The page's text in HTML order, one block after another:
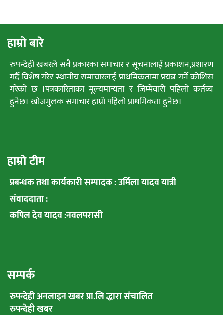
हाम्रो बारे
रुपन्देही खबरले सवै प्रकारका समाचार र सूचनालाई प्रकाशन,प्रशारण
गर्दै विशेष गरेर स्थानीय समाचारलाई प्राथमिकतामा प्रयत्न गर्ने कोशिस
गरेको छ ।पत्रकारिताका मूल्यमान्यता र जिम्मेवारी पहिलो कर्तव्य
हुनेछ। खोजमुलक समाचार हाम्रो पहिलो प्राथमिकता हुनेछ।
हाम्रो टीम
प्रबन्धक तथा कार्यकारी सम्पादक : उर्मिला यादव यात्री
संवाददाता :
कपिल देव यादव :नवलपरासी
सम्पर्क
रुपन्देही अनलाइन खबर प्रा.लि द्धारा संचालित
रुपन्देही खबर